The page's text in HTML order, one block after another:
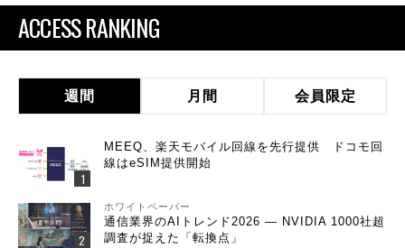
ACCESS RANKING
週間 月間 会員限定
MEEQ、楽天モバイル回線を先行提供 ドコモ回
線はeSIM提供開始
ホワイトペーパー
通信業界のAIトレンド2026 ― NVIDIA 1000社超
調査が捉えた「転換点」